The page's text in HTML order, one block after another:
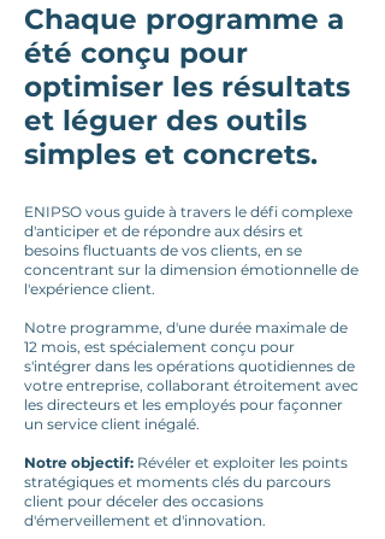
Chaque programme a
été conçu pour
optimiser les résultats
et léguer des outils
simples et concrets.
ENIPSO vous guide à travers le défi complexe
d'anticiper et de répondre aux désirs et
besoins fluctuants de vos clients, en se
concentrant sur la dimension émotionnelle de
l'expérience client.
Notre programme, d'une durée maximale de
12 mois, est spécialement conçu pour
s'intégrer dans les opérations quotidiennes de
votre entreprise, collaborant étroitement avec
les directeurs et les employés pour façonner
un service client inégalé.
Notre objectif: Révéler et exploiter les points
stratégiques et moments clés du parcours
client pour déceler des occasions
d'émerveillement et d'innovation.